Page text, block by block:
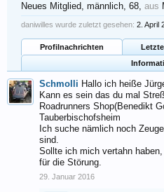
Neues Mitglied, männlich, 68, aus
daniwilles wurde zuletzt gesehen: 2. April
Profilnachrichten
Schmolli Hallo ich heiße
Kann es sein das du mal
Roadrunners Shop(Benedikt
Tauberbischofsheim
Ich suche nämlich noch
sind.
Sollte ich mich vertahn
für die Störung.
29. Januar 2016